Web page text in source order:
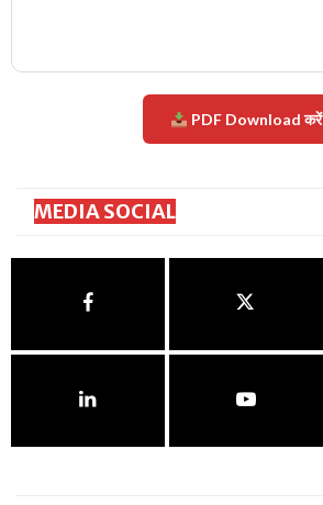
PDF Download करें
MEDIA SOCIAL